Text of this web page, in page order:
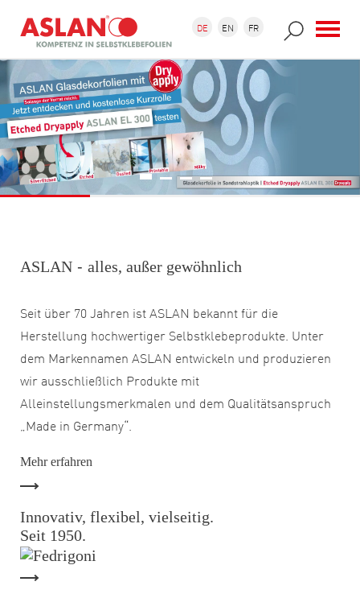
Suchformular
Suche DE EN FR
ASLAN - alles, außer gewöhnlich
Seit über 70 Jahren ist ASLAN bekannt für die
Herstellung hochwertiger Selbstklebeprodukte. Unter
dem Markennamen ASLAN entwickeln und produzieren
wir ausschließlich Produkte mit
Alleinstellungsmerkmalen und dem Qualitätsanspruch
„Made in Germany“.
Mehr erfahren
Innovativ, flexibel, vielseitig.
Seit 1950.